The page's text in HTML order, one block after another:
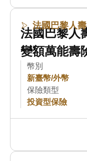
法國巴黎人壽
法國巴黎人
變額萬能壽
幣別
新臺幣/外幣
保險類型
投資型保險